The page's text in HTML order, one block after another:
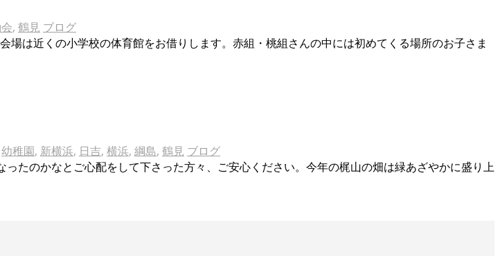
, 鶴見 ブログ
は近くの小学校の体育館をお借りします。赤組・桃組さんの中には初めてくる場所のお子さま
幼稚園, 新横浜, 日吉, 横浜, 綱島, 鶴見 ブログ
たのかなとご心配をして下さった方々、ご安心ください。今年の梶山の畑は緑あざやかに盛り上